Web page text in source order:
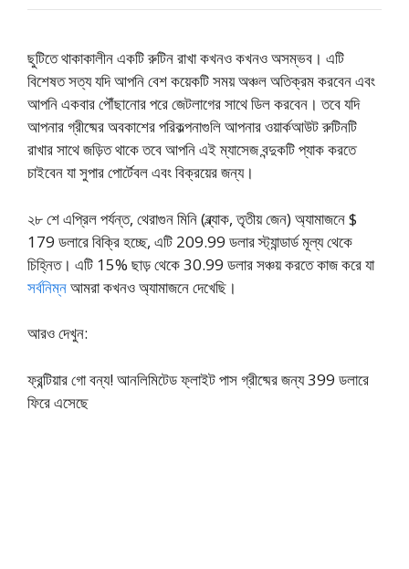
ছুটিতে থাকাকালীন একটি রুটিন রাখা কখনও কখনও অসম্ভব। এটি
বিশেষত সত্য যদি আপনি বেশ কয়েকটি সময় অঞ্চল অতিক্রম করবেন এবং
আপনি একবার পৌঁছানোর পরে জেটলাগের সাথে ডিল করবেন। তবে যদি
আপনার গ্রীষ্মের অবকাশের পরিকল্পনাগুলি আপনার ওয়ার্কআউট রুটিনটি
রাখার সাথে জড়িত থাকে তবে আপনি এই ম্যাসেজ বন্দুকটি প্যাক করতে
চাইবেন যা সুপার পোর্টেবল এবং বিক্রয়ের জন্য।
২৮ শে এপ্রিল পর্যন্ত, থেরাগুন মিনি (ব্ল্যাক, তৃতীয় জেন) অ্যামাজনে $
179 ডলারে বিক্রি হচ্ছে, এটি 209.99 ডলার স্ট্যান্ডার্ড মূল্য থেকে
চিহ্নিত। এটি 15% ছাড় থেকে 30.99 ডলার সঞ্চয় করতে কাজ করে যা
সর্বনিম্নআমরা কখনও অ্যামাজনে দেখেছি।
আরও দেখুন:
ফ্রন্টিয়ার গো বন্য! আনলিমিটেড ফ্লাইট পাস গ্রীষ্মের জন্য 399 ডলারে
ফিরে এসেছে